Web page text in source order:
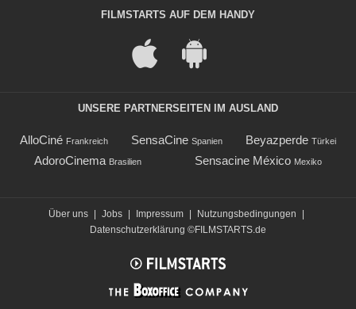
FILMSTARTS AUF DEM HANDY
UNSERE PARTNERSEITEN IM AUSLAND
AlloCiné Frankreich SensaCine Spanien Beyazperde Türkei
AdoroCinema Brasilien Sensacine México Mexiko
Über uns | Jobs | Impressum | Nutzungsbedingungen
|
Datenschutzerklärung ©FILMSTARTS.de